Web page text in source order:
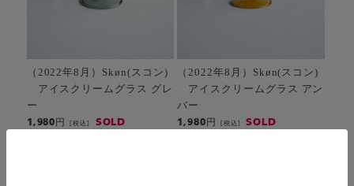
（2022年8月）Skøn(スコン)
アイスクリームグラス グレ
ー
1,980円[税込] SOLD
（2022年8月）Skøn(スコン)
アイスクリームグラス アン
バー
1,980円 [税込] SOLD